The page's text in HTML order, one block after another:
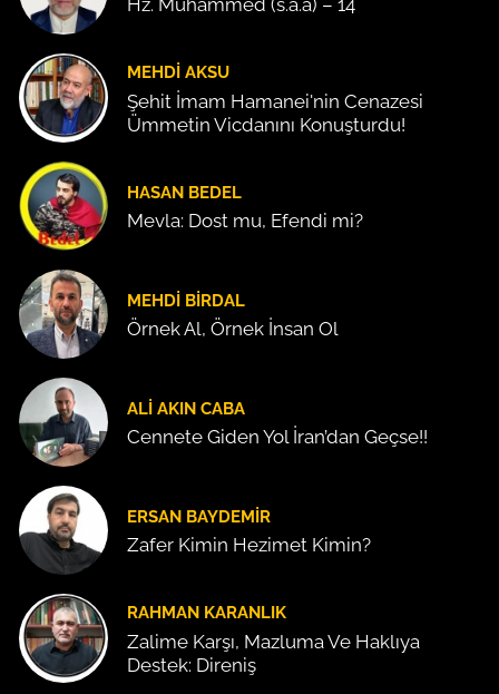
Hz. Muhammed (s.a.a) – 14
MEHDI AKSU
Şehit İmam Hamanei'nin Cenazesi
Ümmetin Vicdanını Konuşturdu!
HASAN BEDEL
Mevla: Dost mu, Efendi mi?
MEHDI BIRDAL
Örnek Al, Örnek İnsan Ol
ALI AKIN CABA
Cennete Giden Yol İran’dan Geçse!!
ERSAN BAYDEMIR
Zafer Kimin Hezimet Kimin?
RAHMAN KARANLIK
Zalime Karşı, Mazluma Ve Haklıya
Destek: Direniş